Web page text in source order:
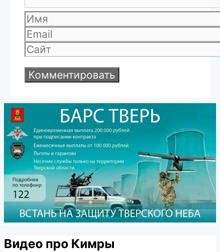
Имя
Email
Сайт
Видео про Кимры